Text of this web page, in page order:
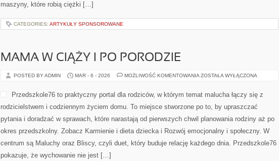
maszyny, które robią ciężki […]
CATEGORIES: ARTYKUŁY SPONSOROWANE
MAMA W CIĄŻY I PO PORODZIE
POSTED BY ADMIN MAR - 6 - 2026 MOŻLIWOŚĆ KOMENTOWANIA MAMA
I
PO
ZOSTAŁA WYŁĄCZONA
Przedszkole76 to praktyczny portal dla rodziców, w którym temat malucha łączy się z
rodzicielstwem i codziennym życiem domu. To miejsce stworzone po to, by upraszczać
pytania i doradzać w sprawach, które narastają od pierwszych chwil planowania rodziny aż po
okres przedszkolny. Zobacz Karmienie i dieta dziecka i Rozwój emocjonalny i społeczny. W
centrum są Maluchy oraz Bliscy, czyli duet, który buduje relację każdego dnia. Przedszkole76
pokazuje, że wychowanie nie jest […]